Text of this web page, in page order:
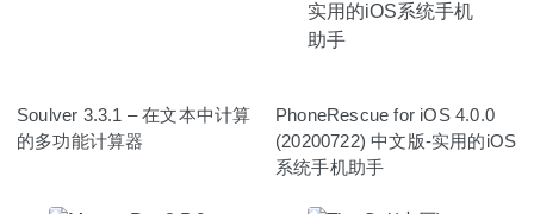
Soulver 3.3.1 – 在文本中计算
的多功能计算器
PhoneRescue for iOS 4.0.0
(20200722) 中文版-实用的iOS
系统手机助手